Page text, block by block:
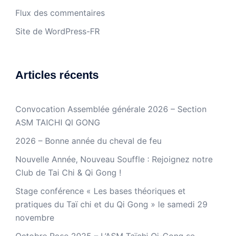
Flux des commentaires
Site de WordPress-FR
Articles récents
Convocation Assemblée générale 2026 – Section
ASM TAICHI QI GONG
2026 – Bonne année du cheval de feu
Nouvelle Année, Nouveau Souffle : Rejoignez notre
Club de Tai Chi & Qi Gong !
Stage conférence « Les bases théoriques et
pratiques du Taï chi et du Qi Gong » le samedi 29
novembre